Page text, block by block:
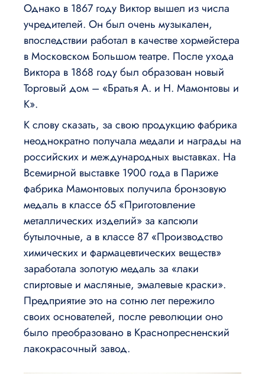
Однако в 1867 году Виктор вышел из числа
учредителей. Он был очень музыкален,
впоследствии работал в качестве хормейстера
в Московском Большом театре. После ухода
Виктора в 1868 году был образован новый
Торговый дом – «Братья А. и Н. Мамонтовы и
К».
К слову сказать, за свою продукцию фабрика
неоднократно получала медали и награды на
российских и международных выставках. На
Всемирной выставке 1900 года в Париже
фабрика Мамонтовых получила бронзовую
медаль в классе 65 «Приготовление
металлических изделий» за капсюли
бутылочные, а в классе 87 «Производство
химических и фармацевтических веществ»
заработала золотую медаль за «лаки
спиртовые и масляные, эмалевые краски».
Предприятие это на сотню лет пережило
своих основателей, после революции оно
было преобразовано в Краснопресненский
лакокрасочный завод.